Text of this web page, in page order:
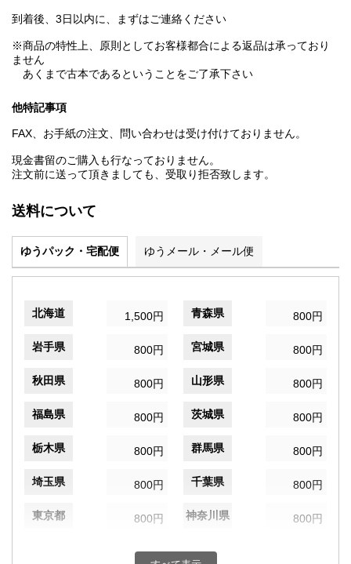
到着後、3日以内に、まずはご連絡ください
※商品の特性上、原則としてお客様都合による返品は承っており
ません
あくまで古本であるということをご了承下さい
他特記事項
FAX、お手紙の注文、問い合わせは受け付けておりません。
現金書留のご購入も行なっておりません。
注文前に送って頂きましても、受取り拒否致します。
送料について
ゆうパック・宅配便 ゆうメール・メール便
北海道 1,500円 青森県 800円
岩手県 800円 宮城県 800円
秋田県 800円 山形県 800円
福島県 800円 茨城県 800円
栃木県 800円 群馬県 800円
埼玉県 800円 千葉県 800円
東京都 800円 神奈川県 800円
800円 富山県